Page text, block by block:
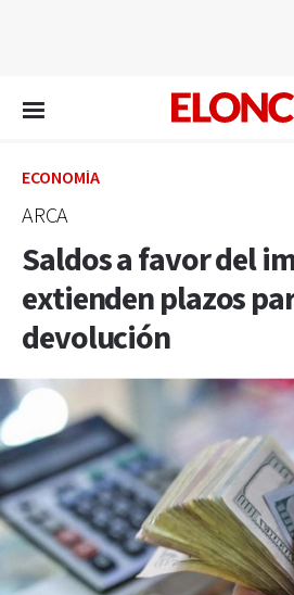
ECONOMÍA
ARCA
Saldos a favor del
extienden plazos
devolución